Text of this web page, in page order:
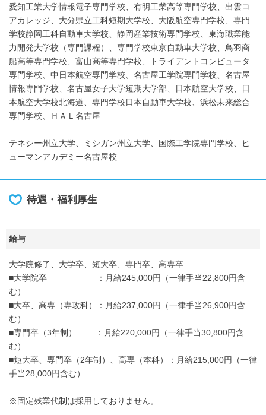
愛知工業大学情報電子専門学校、有明工業高等専門学校、出雲コ
アカレッジ、大分県立工科短期大学校、大阪航空専門学校、専門
学校静岡工科自動車大学校、静岡産業技術専門学校、東海職業能
力開発大学校（専門課程）、専門学校東京自動車大学校、鳥羽商
船高等専門学校、富山高等専門学校、トライデントコンピュータ
専門学校、中日本航空専門学校、名古屋工学院専門学校、名古屋
情報専門学校、名古屋女子大学短期大学部、日本航空大学校、日
本航空大学校北海道、専門学校日本自動車大学校、浜松未来総合
専門学校、ＨＡＬ名古屋
テネシー州立大学、ミシガン州立大学、国際工学院専門学校、ヒ
ューマンアカデミー名古屋校
待遇・福利厚生
給与
大学院修了、大学卒、短大卒、専門卒、高専卒
■大学院卒 ：月給245,000円（一律手当22,800円含
む）
■大卒、高専（専攻科）：月給237,000円（一律手当26,900円含
む）
■専門卒（3年制） ：月給220,000円（一律手当30,800円含
む）
■短大卒、専門卒（2年制）、高専（本科）：月給215,000円（一律
手当28,000円含む）
※固定残業代制は採用しておりません。